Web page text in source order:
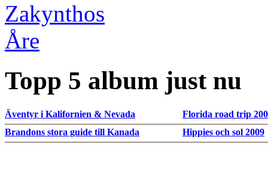
Zakynthos
Åre
Topp 5 album just nu
Äventyr i Kalifornien & Nevada
Florida road trip
Brandons stora guide till Kanada
Hippies och sol 2009